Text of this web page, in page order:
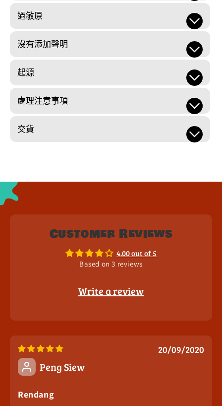
過敏原
沒有添加聲明
起源
處理注意事項
交貨
Customer Reviews
4.00 out of 5
Based on 3 reviews
Write a review
20/09/2020
Peng Siew
Rendang